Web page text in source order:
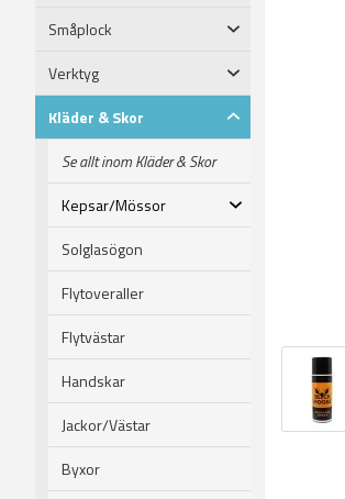
Småplock
Verktyg
Kläder & Skor
Se allt inom Kläder & Skor
Kepsar/Mössor
Solglasögon
Flytoveraller
Flytvästar
Handskar
Jackor/Västar
Byxor